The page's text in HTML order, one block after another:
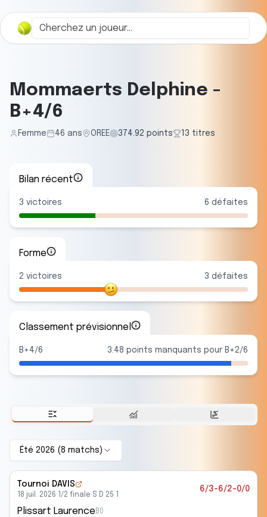
Mommaerts Delphine -
B+4/6
Femme 46 ans OREE 374.92 points 13 titres
Bilan récent
3 victoires 6 défaites
Forme
2 victoires 3 défaites
Classement prévisionnel
B+4/6 3.48 points manquants pour B+2/6
Été 2026 (8 matchs )
Tournoi DAVIS
18 juil. 2026· 1/2 finale·S D 25 1
6/3-6/2-0/0
Plissart Laurence B0